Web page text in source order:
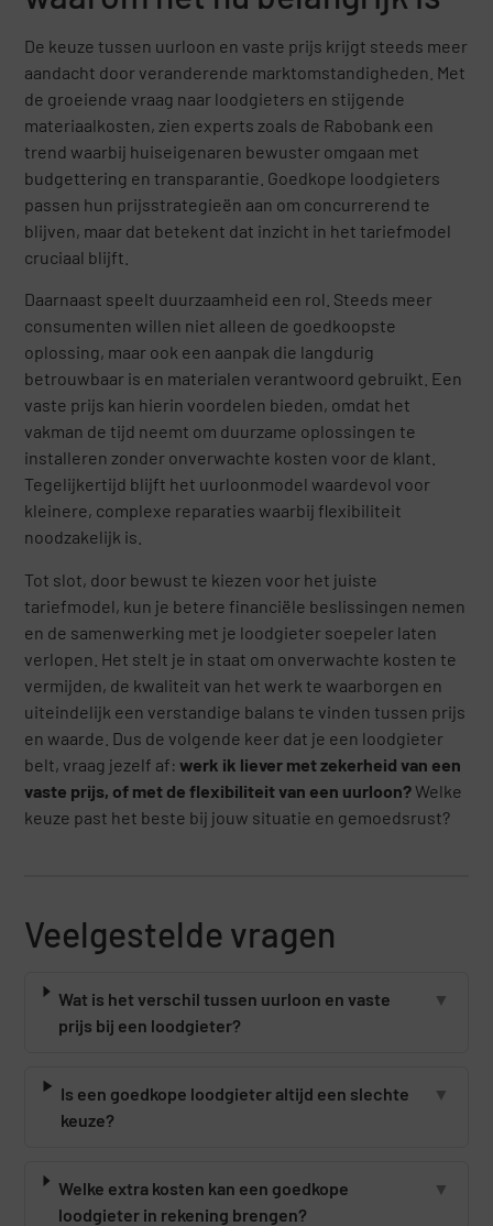
De keuze tussen uurloon en vaste prijs krijgt steeds meer
aandacht door veranderende marktomstandigheden. Met
de groeiende vraag naar loodgieters en stijgende
materiaalkosten, zien experts zoals de Rabobank een
trend waarbij huiseigenaren bewuster omgaan met
budgettering en transparantie. Goedkope loodgieters
passen hun prijsstrategieën aan om concurrerend te
blijven, maar dat betekent dat inzicht in het tariefmodel
cruciaal blijft.
Daarnaast speelt duurzaamheid een rol. Steeds meer
consumenten willen niet alleen de goedkoopste
oplossing, maar ook een aanpak die langdurig
betrouwbaar is en materialen verantwoord gebruikt. Een
vaste prijs kan hierin voordelen bieden, omdat het
vakman de tijd neemt om duurzame oplossingen te
installeren zonder onverwachte kosten voor de klant.
Tegelijkertijd blijft het uurloonmodel waardevol voor
kleinere, complexe reparaties waarbij flexibiliteit
noodzakelijk is.
Tot slot, door bewust te kiezen voor het juiste
tariefmodel, kun je betere financiële beslissingen nemen
en de samenwerking met je loodgieter soepeler laten
verlopen. Het stelt je in staat om onverwachte kosten te
vermijden, de kwaliteit van het werk te waarborgen en
uiteindelijk een verstandige balans te vinden tussen prijs
en waarde. Dus de volgende keer dat je een loodgieter
belt, vraag jezelf af:werk ik liever met zekerheid van een
vaste prijs, of met de flexibiliteit van een uurloon?Welke
keuze past het beste bij jouw situatie en gemoedsrust?
Veelgestelde vragen
Wat is het verschil tussen uurloon en vaste
prijs bij een loodgieter?
▼
Is een goedkope loodgieter altijd een slechte
keuze?
▼
Welke extra kosten kan een goedkope
loodgieter in rekening brengen?
▼